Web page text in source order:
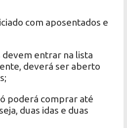
com aposentados e
entrar na lista
deverá ser aberto
poderá comprar até
duas idas e duas